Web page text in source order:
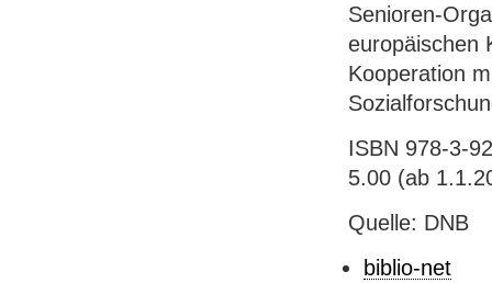
Senioren-
europäischen
Kooperation
ISBN 978-3-
5.00 (ab
Quelle: DNB
biblio-net